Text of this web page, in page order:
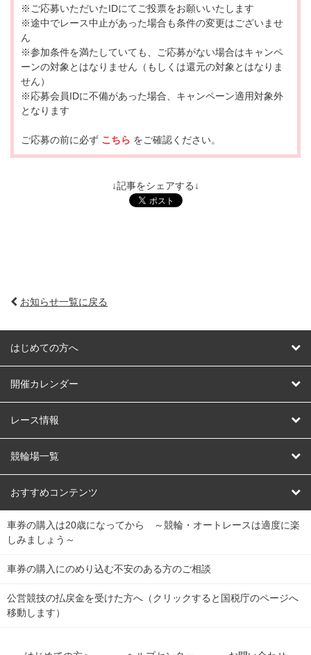
※ご応募いただいたIDにてご投票をお願いいたします
※途中でレース中止があった場合も条件の変更はございませ
ん
※参加条件を満たしていても、ご応募がない場合はキャンペ
ーンの対象とはなりません（もしくは還元の対象とはなりま
せん）
※応募会員IDに不備があった場合、キャンペーン適用対象外
となります
ご応募の前に必ず こちら をご確認ください。
↓記事をシェアする↓
お知らせ一覧に戻る
はじめての方へ
はじめての方へ
開催カレンダー
競輪
オートレース
競輪くじ
Dokanto!
チャリロトプラザ
レース情報
レース予想
レース結果
キャリーオーバー一覧
競輪場一覧
北日本 函館競輪場
関
東
弥彦競輪場 前橋競輪場 取手競輪場 宇都宮競輪場
関
東
小田原競輪場
おすすめコンテンツ
競輪選手情報
Perfecta Navi
netkeirin
車券の購入は20歳になってから ～競輪・オートレースは適度に楽
しみましょう～
車券の購入にのめり込む不安のある方のご相談
公営競技の払戻金を受けた方へ（クリックすると国税庁のページへ
移動します）